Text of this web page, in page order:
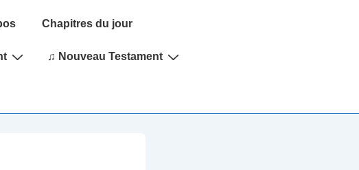
Chapitres du jour
♫ Nouveau Testament